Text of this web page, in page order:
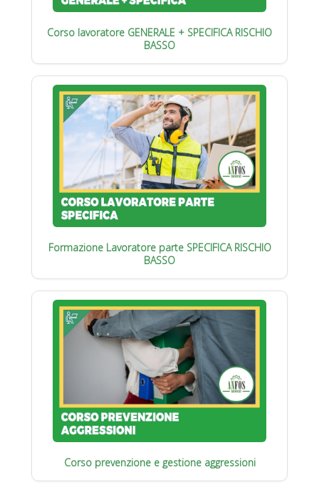
Corso lavoratore GENERALE + SPECIFICA RISCHIO
BASSO
Formazione Lavoratore parte SPECIFICA RISCHIO
BASSO
Corso prevenzione e gestione aggressioni